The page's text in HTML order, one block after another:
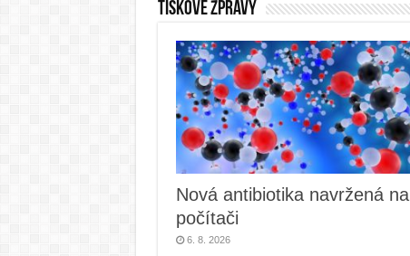
Tiskové zprávy
Nová antibiotika navržená na
počítači
6. 8. 2026